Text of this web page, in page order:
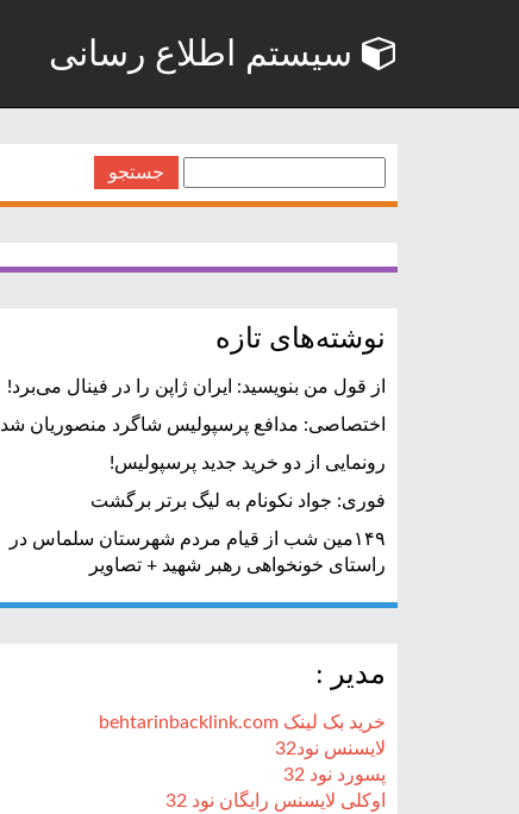
سیستم اطلاع رسانی
نوشته‌های تازه
از قول من بنویسید: ایران ژاپن را در فینال می‌برد!
اختصاصی: مدافع پرسپولیس شاگرد منصوریان شد
رونمایی از دو خرید جدید پرسپولیس!
فوری: جواد نکونام به لیگ برتر برگشت
۱۴۹مین شب از قیام مردم شهرستان سلماس در
راستای خونخواهی رهبر شهید + تصاویر
مدیر :
خرید بک لینک behtarinbacklink.com
لایسنس نود32
پسورد نود 32
اوکلی لایسنس رایگان نود 32